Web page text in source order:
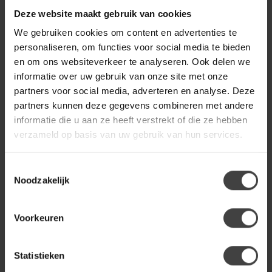
Deze website maakt gebruik van cookies
We gebruiken cookies om content en advertenties te
personaliseren, om functies voor social media te bieden
en om ons websiteverkeer te analyseren. Ook delen we
informatie over uw gebruik van onze site met onze
partners voor social media, adverteren en analyse. Deze
partners kunnen deze gegevens combineren met andere
informatie die u aan ze heeft verstrekt of die ze hebben
verzameld op basis van uw gebruik van hun services.
Noodzakelijk
Voorkeuren
Statistieken
lichtbruin
PTMD
PTMD Salontafel Ora Bruin
met marmeren blad hoog €229,00
By Boo Salontafel Kabo
verstelbaar – lichtbruin €549,00
Heb je een vraag over dit product?
op met onze klantenservice
info@dewoonwinkel.nlof
+31
224 850 926